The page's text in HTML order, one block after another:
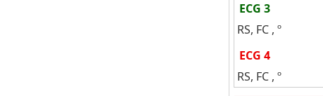
ECG 3
RS, FC , º
ECG 4
RS, FC , º